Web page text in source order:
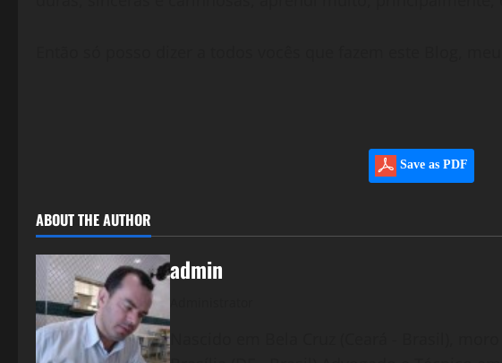
Save as PDF
ABOUT THE AUTHOR
admin